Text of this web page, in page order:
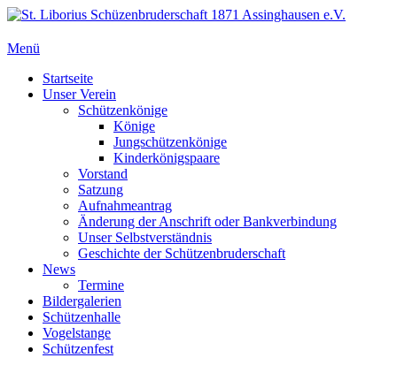
Zum
springen
St. Liborius Schüzenbruderschaft 1871 Assinghausen e.V.
Menü
Primäres
Menü
Startseite
Unser Verein
Schützenkönige
Könige
Jungschützenkönige
Kinderkönigspaare
Vorstand
Satzung
Aufnahmeantrag
Änderung der Anschrift oder Bankverbindung
Unser Selbstverständnis
Geschichte der Schützenbruderschaft
News
Termine
Bildergalerien
Schützenhalle
Vogelstange
Schützenfest